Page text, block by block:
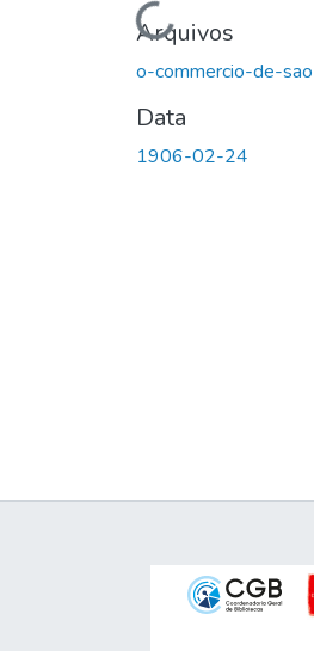
Carregando...
Arquivos
o-commercio-de-
Data
1906-02-24